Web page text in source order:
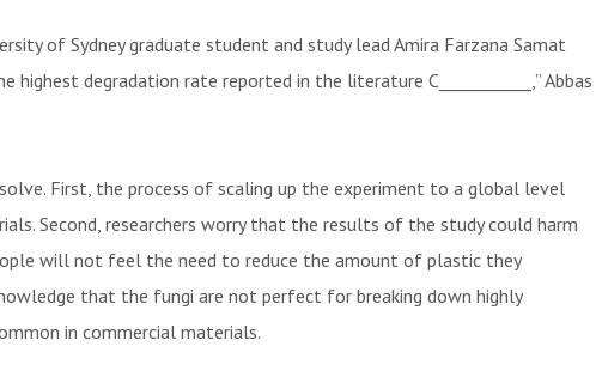
of Sydney graduate student and study lead Amira Farzana Samat
highest degradation rate reported in the literature C___________,” Abbas
solve. First, the process of scaling up the experiment to a global level
Second, researchers worry that the results of the study could harm
will not feel the need to reduce the amount of plastic they
that the fungi are not perfect for breaking down highly
in commercial materials.